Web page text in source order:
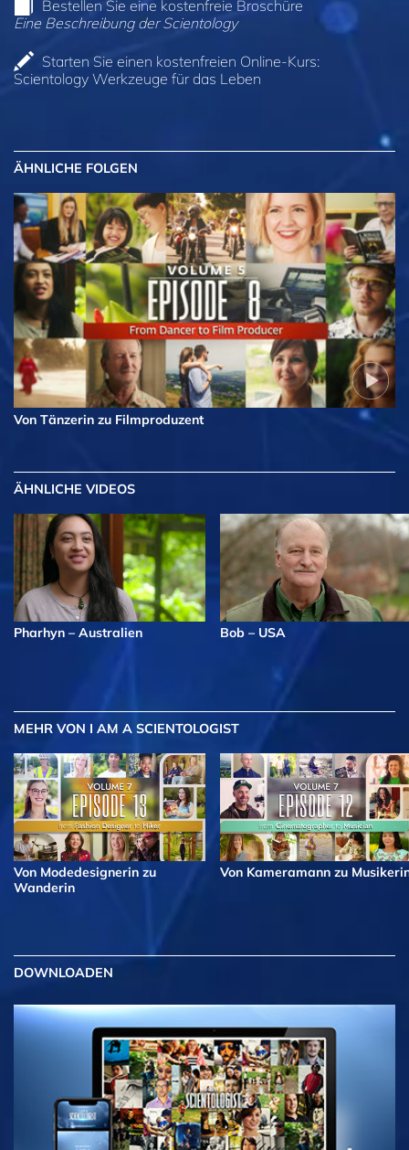
Bestellen Sie eine kostenfreie Broschüre
Eine Beschreibung der Scientology
Starten Sie einen kostenfreien Online-Kurs:
Scientology Werkzeuge für das Leben
ÄHNLICHE FOLGEN
Von Tänzerin zu Filmproduzent
ÄHNLICHE VIDEOS
Pharhyn – Australien Bob – USA
MEHR VON I AM A SCIENTOLOGIST
Von Modedesignerin zu
Wanderin
Von Kameramann zu
DOWNLOADEN